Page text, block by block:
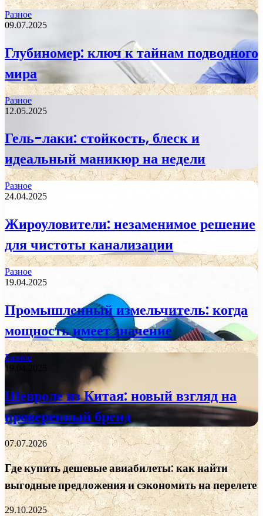
Разное
09.07.2025
Глубиномер: ключ к тайнам подводного
мира
Разное
12.05.2025
Гель-лаки: стойкость, блеск и
идеальный маникюр на недели
Разное
24.04.2025
Жироуловители: незаменимое решение
для чистоты канализации
Разное
19.04.2025
Промышленный измельчитель: когда
мощность имеет значение
Разное
19.04.2025
Шевроле из Китая: новый взгляд на
проверенный бренд
07.07.2026
Где купить дешевые авиабилеты: как найти
выгодные предложения и сэкономить на перелете
29.10.2025